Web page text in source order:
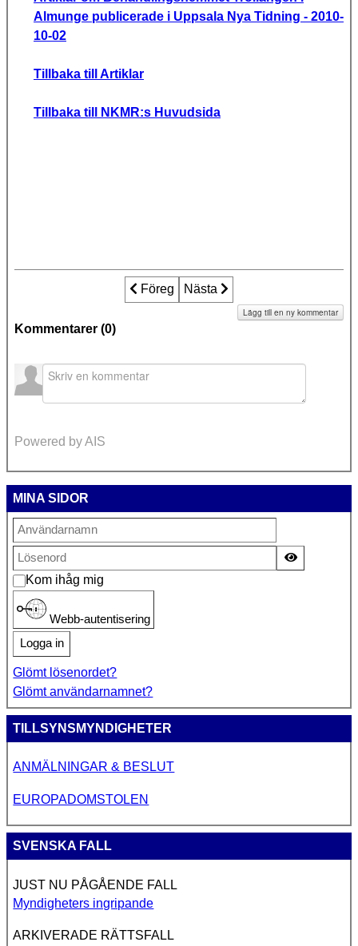
Almunge publicerade i Uppsala Nya Tidning - 2010-
10-02
Tillbaka till Artiklar
Tillbaka till NKMR:s Huvudsida
Föregående artikel:
Föreg Nästa artikel: Det smutsiga
Nästa
Kommentarer (0)
Lägg till en ny kommentar
Powered by AIS
MINA SIDOR
Kom ihåg mig
Webb-autentisering
Logga in
Glömt lösenordet?
Glömt användarnamnet?
TILLSYNSMYNDIGHETER
ANMÄLNINGAR & BESLUT
EUROPADOMSTOLEN
SVENSKA FALL
JUST NU PÅGÅENDE FALL
Myndigheters ingripande
ARKIVERADE RÄTTSFALL